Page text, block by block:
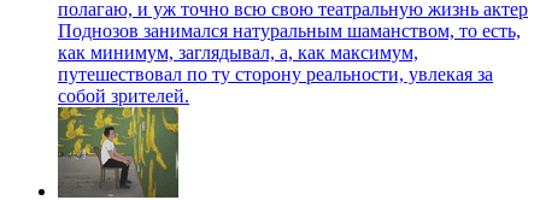
полагаю, и уж точно всю свою театральную жизнь актер
Поднозов занимался натуральным шаманством, то есть,
как минимум, заглядывал, а, как максимум,
путешествовал по ту сторону реальности, увлекая за
собой зрителей.